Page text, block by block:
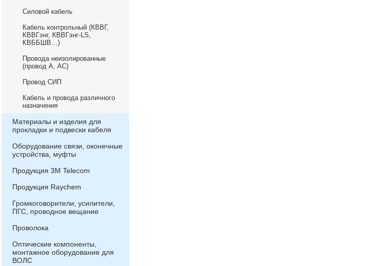
Силовой кабель
Кабель контрольный (КВВГ,
КВВГэнг, КВВГэнг-LS,
КВББШВ…)
Провода неизолированные
(провод А, АС)
Провод СИП
Кабель и провода различного
назначения
Материалы и изделия для
прокладки и подвески кабеля
Оборудование связи, оконечные
устройства, муфты
Продукция 3М Telecom
Продукция Raychem
Громкоговорители, усилители,
ПГС, проводное вещание
Проволока
Оптические компоненты,
монтажное оборудование для
ВОЛС